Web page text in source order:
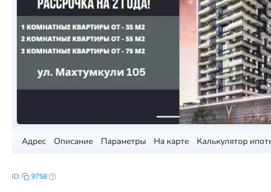
Адрес Описание Параметры На карте Калькулятор
ID: 9758